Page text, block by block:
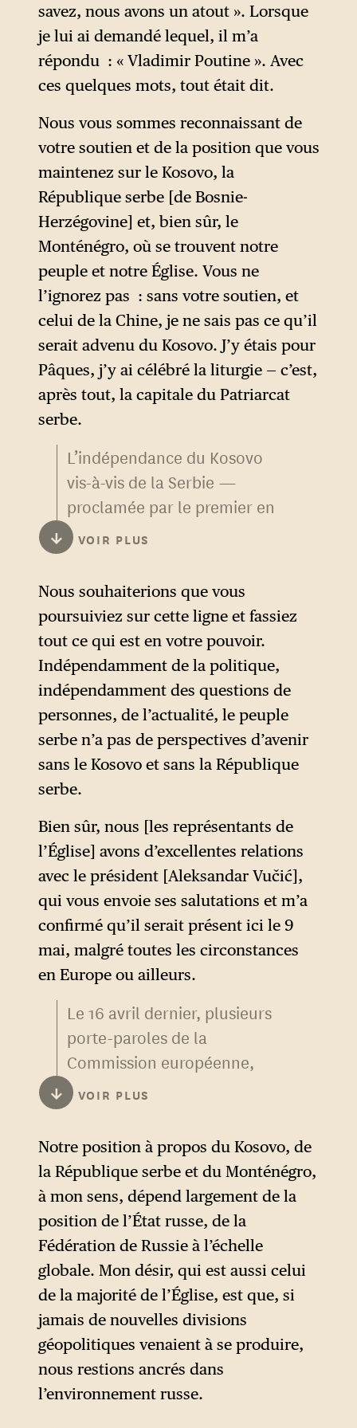
savez, nous avons un atout ». Lorsque
je lui ai demandé lequel, il m’a
répondu : « Vladimir Poutine ». Avec
ces quelques mots, tout était dit.
Nous vous sommes reconnaissant de
votre soutien et de la position que vous
maintenez sur le Kosovo, la
République serbe [de Bosnie-
Herzégovine] et, bien sûr, le
Monténégro, où se trouvent notre
peuple et notre Église. Vous ne
l’ignorez pas : sans votre soutien, et
celui de la Chine, je ne sais pas ce qu’il
serait advenu du Kosovo. J’y étais pour
Pâques, j’y ai célébré la liturgie — c’est,
après tout, la capitale du Patriarcat
serbe.
L’indépendance du Kosovo
vis-à-vis de la Serbie —
proclamée par le premier en
2008 — est actuellement
reconnue par plus de la
moitié des États membres de
l’ONU, mais, parmi les
membres permanents du
Conseil de sécurité, la Chine
et la Russie s’y opposent. C’est
aussi le cas de plusieurs pays
de l’Union européenne
(Chypre, Espagne, Grèce,
Roumanie, Slovaquie), alors
que le Kosovo est considéré
comme un candidat potentiel
à l’adhésion, après son dépôt
d’une demande en décembre
2022.
↓ VOIR PLUS
Nous souhaiterions que vous
poursuiviez sur cette ligne et fassiez
tout ce qui est en votre pouvoir.
Indépendamment de la politique,
indépendamment des questions de
personnes, de l’actualité, le peuple
serbe n’a pas de perspectives d’avenir
sans le Kosovo et sans la République
serbe.
Bien sûr, nous [les représentants de
l’Église] avons d’excellentes relations
avec le président [Aleksandar Vučić],
qui vous envoie ses salutations et m’a
confirmé qu’il serait présent ici le 9
mai, malgré toutes les circonstances
en Europe ou ailleurs.
Le 16 avril dernier, plusieurs
porte-paroles de la
Commission européenne,
dont Anitta Hipper et
Guillaume Mercier, ont
condamné la décision du
président Aleksandar Vučić de
participer aux cérémonies du
9 mai à Moscou, rappelant
que la procédure d’adhésion
de la Serbie à l’Union
européenne supposait aussi
un alignement sur ses valeurs
et sa politique étrangère. Cet
argument est toutefois affaibli
par le fait que le Premier
ministre slovaque Robert Fico
↓ VOIR PLUS
Notre position à propos du Kosovo, de
la République serbe et du Monténégro,
à mon sens, dépend largement de la
position de l’État russe, de la
Fédération de Russie à l’échelle
globale. Mon désir, qui est aussi celui
de la majorité de l’Église, est que, si
jamais de nouvelles divisions
géopolitiques venaient à se produire,
nous restions ancrés dans
l’environnement russe.